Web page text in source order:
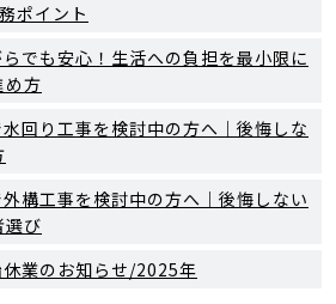
ポイント
でも安心！生活への負担を最小限に
め方
回り工事を検討中の方へ｜後悔しな
構工事を検討中の方へ｜後悔しない
選び
業のお知らせ/2025年